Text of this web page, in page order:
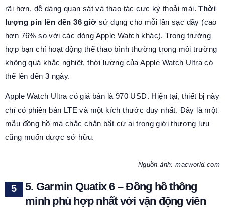
rãi hơn, dễ dàng quan sát và thao tác cực kỳ thoải mái.Thời
lượng pin lên đến 36 giờ sử dụng cho mỗi lần sạc đầy (cao
hơn 76% so với các dòng Apple Watch khác). Trong trường
hợp bạn chỉ hoạt động thể thao bình thường trong môi trường
không quá khắc nghiệt, thời lượng của Apple Watch Ultra có
thể lên đến 3 ngày.
Apple Watch Ultra có giá bán là 970 USD. Hiện tại, thiết bị này
chỉ có phiên bản LTE và một kích thước duy nhất. Đây là một
mẫu đồng hồ mà chắc chắn bất cứ ai trong giới thượng lưu
cũng muốn được sở hữu.
Nguồn ảnh: macworld.com
5. Garmin Quatix 6 – Đồng hồ thông
minh phù hợp nhất với vận động viên